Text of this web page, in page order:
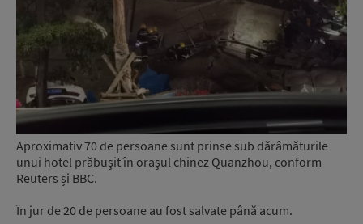
Aproximativ 70 de persoane sunt prinse sub dărâmăturile
unui hotel prăbușit în orașul chinez Quanzhou, conform
Reuters și BBC.
În jur de 20 de persoane au fost salvate până acum.